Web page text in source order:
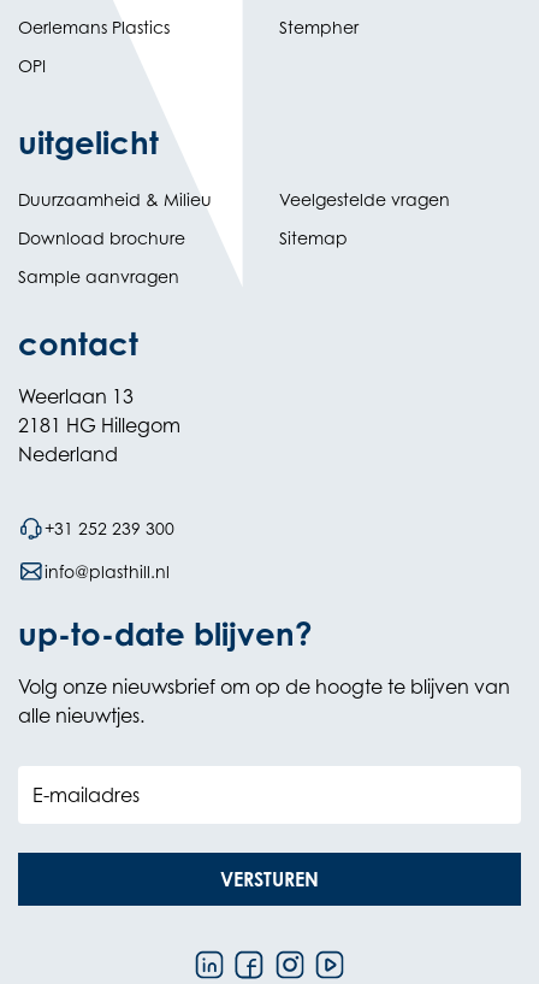
Oerlemans Plastics
OPI
Stempher
uitgelicht
Duurzaamheid & Milieu
Download brochure
Sample aanvragen
Veelgestelde vragen
Sitemap
contact
Weerlaan 13
2181 HG Hillegom
Nederland
+31 252 239 300
info@plasthill.nl
up-to-date blijven?
Volg onze nieuwsbrief om op de hoogte te blijven van
alle nieuwtjes.
E-mailadres
VERSTUREN